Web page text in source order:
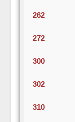
262
272
300
302
310